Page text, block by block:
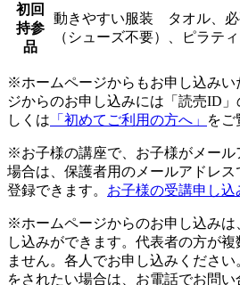
初回
持参
品
動きやすい服装 タオル、
（シューズ不要）、ピラテ
※ホームページからもお申し込みい
ジからのお申し込みには「読売ID
しくは 「初めてご利用の方へ」 をご
※お子様の講座で、お子様がメール
場合は、保護者用のメールアドレ
登録できます。 お子様の受講申し
※ホームページからのお申し込みは
し込みができます。代表者の方が
ません。各人でお申し込みくださ
をされたい場合は、お電話でお問い